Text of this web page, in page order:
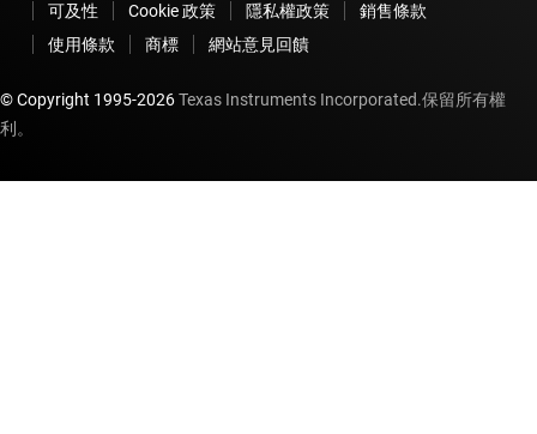
可及性 Cookie 政策 隱私權政策
銷售條款
使用條款
商標 網站意見回饋
© Copyright 1995-2026Texas Instruments Incorporated.保留所有權
利。